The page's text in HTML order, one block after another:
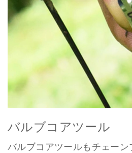
バルブコアツール
バルブコアツールもチェー